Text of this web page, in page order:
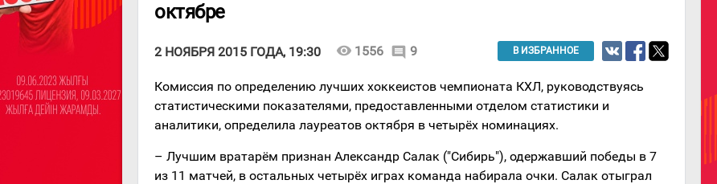
октябре
2 НОЯБРЯ 2015 ГОДА, 19:30 visibility 1556 comment 9 В ИЗБРАННОЕ
Комиссия по определению лучших хоккеистов чемпионата КХЛ, руководствуясь
статистическими показателями, предоставленными отделом статистики и
аналитики, определила лауреатов октября в четырёх номинациях.
– Лучшим вратарём признан Александр Салак ("Сибирь"), одержавший победы в 7
из 11 матчей, в остальных четырёх играх команда набирала очки. Салак отыграл